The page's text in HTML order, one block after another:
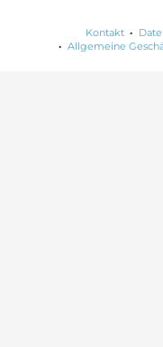
Kontakt
Allgemeine